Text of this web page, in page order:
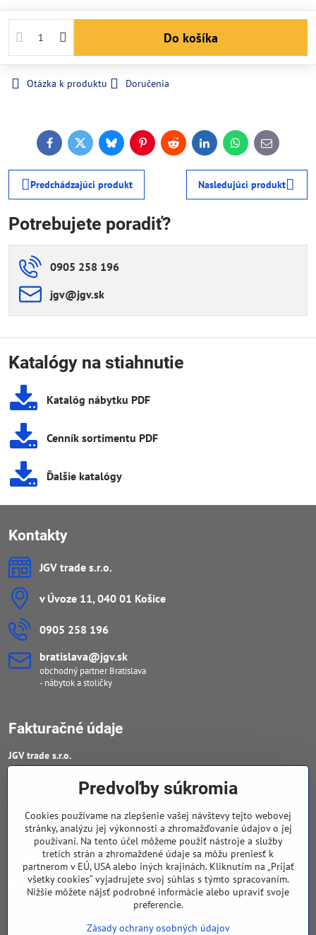
Do košíka
Otázka k produktu Doručenia
FacebookTwitterBlueskyPinterestReddit LinkedInWhatsApp
E-
mail
Predchádzajúci produkt Nasledujúci produkt
Potrebujete poradiť?
0905 258 196
jgv​@jgv​.sk
Katalógy na stiahnutie
Katalóg nábytku PDF
Cenník sortimentu PDF
Ďalšie katalógy
Kontakty
JGV trade s​.r​.o​.
v Úvoze 11, 040 01 Košice
0905 258 196
bratislava​@jgv​.sk
obchodný partner Bratislava
- nábytok a stoličky
Fakturačné údaje
JGV trade s​.r​.o​.
DIČ : 20223652906
IČ DPH : SK 2023652906
Sledujte naše novinky
Facebook
Predvoľby súkromia
Cookies používame na zlepšenie vašej návštevy tejto webovej
stránky, analýzu jej výkonnosti a zhromažďovanie údajov o jej
používaní. Na tento účel môžeme použiť nástroje a služby
tretích strán a zhromaždené údaje sa môžu preniesť k
partnerom v EÚ, USA alebo iných krajinách. Kliknutím na „Prijať
všetky cookies“ vyjadrujete svoj súhlas s týmto spracovaním.
Nižšie môžete nájsť podrobné informácie alebo upraviť svoje
preferencie.
Zásady ochrany osobných údajov